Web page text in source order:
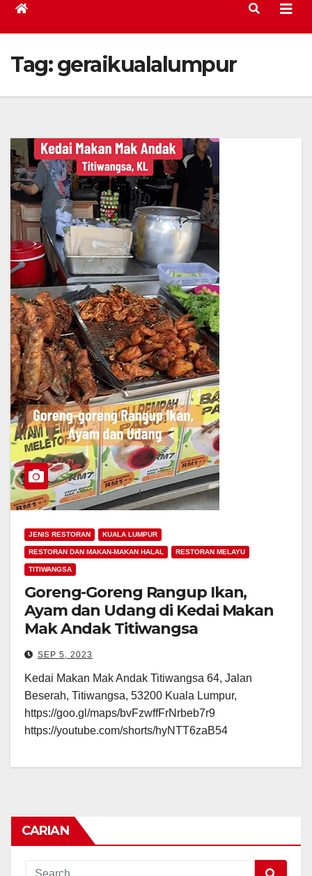
Tag:geraikualalumpur
JENIS RESTORAN KUALA LUMPUR
RESTORAN DAN MAKAN-MAKAN HALAL RESTORAN MELAYU
TITIWANGSA
Goreng-Goreng Rangup Ikan,
Ayam dan Udang di Kedai Makan
Mak Andak Titiwangsa
SEP 5, 2023
Kedai Makan Mak Andak Titiwangsa 64, Jalan
Beserah, Titiwangsa, 53200 Kuala Lumpur,
https://goo.gl/maps/bvFzwffFrNrbeb7r9
https://youtube.com/shorts/hyNTT6zaB54
CARIAN